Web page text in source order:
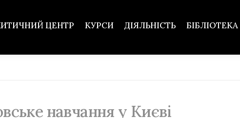
ЦЕНТР КУРСИ ДІЯЛЬНІСТЬ БІБЛІОТЕКА
навчання у Києві